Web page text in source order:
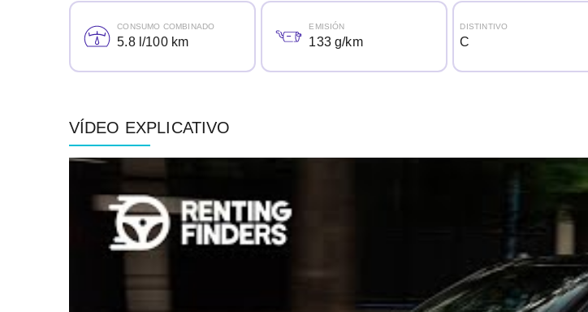
CONSUMO COMBINADO
5.8 l/100 km
EMISIÓN
133 g/km
DISTINTIVO
C
VÍDEO EXPLICATIVO